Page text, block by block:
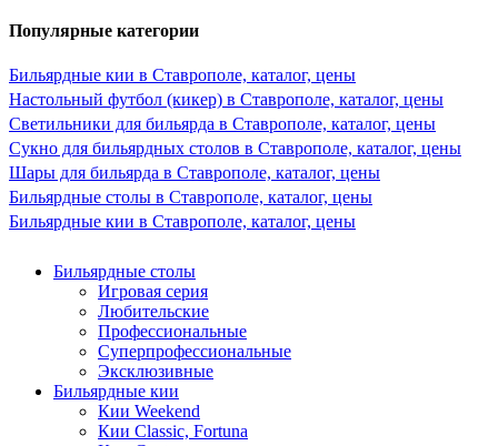
Популярные категории
Бильярдные кии в Ставрополе, каталог, цены
Настольный футбол (кикер) в Ставрополе, каталог, цены
Светильники для бильярда в Ставрополе, каталог, цены
Сукно для бильярдных столов в Ставрополе, каталог, цены
Шары для бильярда в Ставрополе, каталог, цены
Бильярдные столы в Ставрополе, каталог, цены
Бильярдные кии в Ставрополе, каталог, цены
Бильярдные столы
Игровая серия
Любительские
Профессиональные
Суперпрофессиональные
Эксклюзивные
Бильярдные кии
Кии Weekend
Кии Classic, Fortuna